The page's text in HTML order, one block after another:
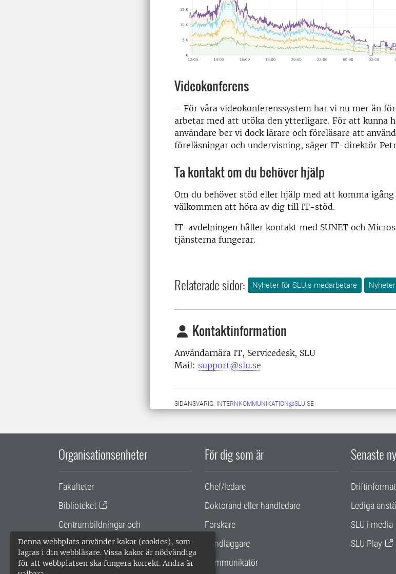
Denna webbplats använder kakor (cookies), som
lagras i din webbläsare. Vissa kakor är nödvändiga
för att webbplatsen ska fungera korrekt. Andra är
Videokonferens
– För våra videokonferenssystem har vi nu mer än
arbetar med att utöka den ytterligare. För att kunna
användare ber vi dock lärare och föreläsare att
föreläsningar och undervisning, säger IT-direktör
Ta kontakt om du behöver hjälp
Om du behöver stöd eller hjälp med att komma
välkommen att höra av dig till IT-stöd.
IT-avdelningen håller kontakt med SUNET och
tjänsterna fungerar.
Relaterade sidor: Nyheter för SLU:s medarbetare
Kontaktinformation
Användarnära IT, Servicedesk, SLU
Mail: support@slu.se
SIDANSVARIG: INTERNKOMMUNIKATION@SLU.SE
Organisationsenheter
Fakulteter
Biblioteket
Centrumbildningar och
samarbetsprojekt
Gemensamma verksamhetsstödet
För dig som är
Chef/ledare
Doktorand eller handledare
Forskare
Handläggare
Kommunikatör
Senaste
Lediga
SLU i media
SLU Play